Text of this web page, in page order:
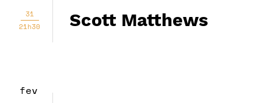
31
21h30
Scott Matthews
fev